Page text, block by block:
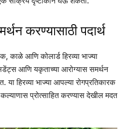
करण्यासाठी पदार्थ
काळे आणि कोलार्ड हिरव्या भाज्या
आणि यकृताच्या आरोग्यास समर्थन
हिरव्या भाज्या आपल्या रोगप्रतिकारक
प्रोत्साहित करण्यास देखील मदत